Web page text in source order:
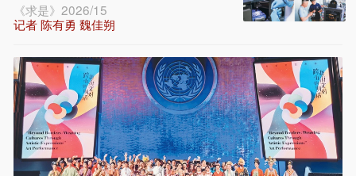
《求是》2026/15
记者 陈有勇 魏佳朔